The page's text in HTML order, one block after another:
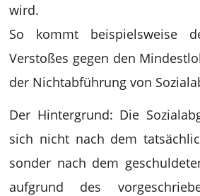
wird.
So kommt beispielsweise
Verstoßes gegen den
der Nichtabführung von
Der Hintergrund: Die
sich nicht nach dem
sonder nach dem
aufgrund des